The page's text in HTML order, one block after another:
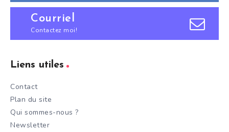
Courriel
Contactez moi!
Liens utiles
Contact
Plan du site
Qui sommes-nous ?
Newsletter